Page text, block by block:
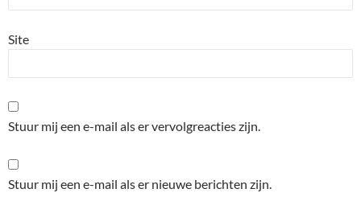
Site
Stuur mij een e-mail als er vervolgreacties zijn.
Stuur mij een e-mail als er nieuwe berichten zijn.